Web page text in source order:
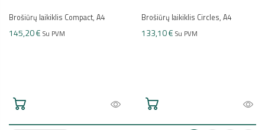
Brošiūrų laikiklis Compact, A4
145,20 € Su PVM
Brošiūrų laikiklis Circles, A4
133,10 € Su PVM